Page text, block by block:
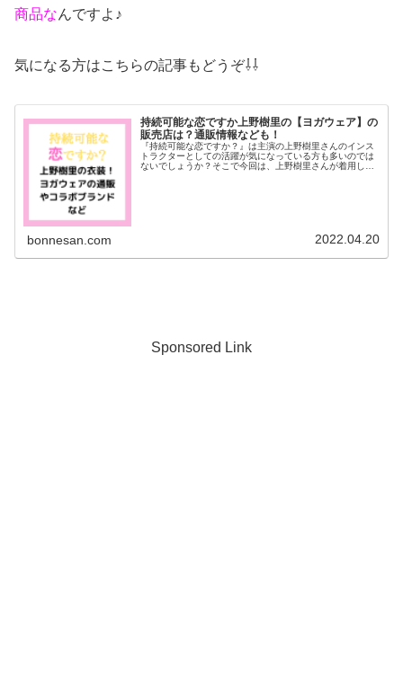
商品なんですよ♪
気になる方はこちらの記事もどうぞ⇩⇩
持続可能な恋ですか上野樹里の【ヨガウェア】の
販売店は？通販情報なども！
『持続可能な恋ですか？』は主演の上野樹里さんのインス
トラクターとしての活躍が気になっている方も多いのでは
ないでしょうか？そこで今回は、上野樹里さんが着用して
bonnesan.com 2022.04.20
Sponsored Link